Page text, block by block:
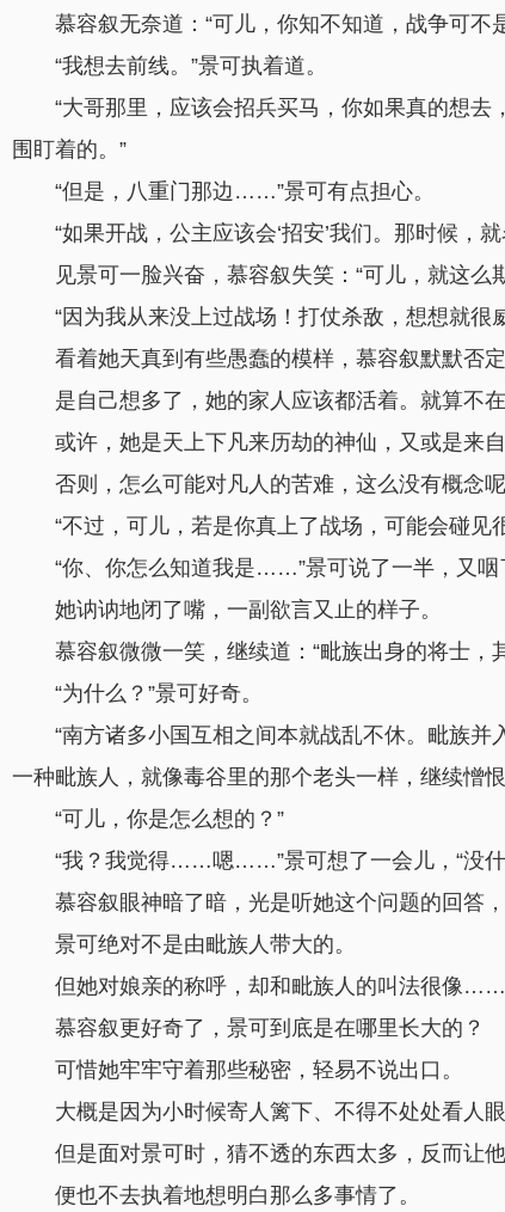
慕容叙无奈道：“可儿，你知不知道，战争可不
“我想去前线。”景可执着道。
“大哥那里，应该会招兵买马，你如果真的想
围盯着的。”
“但是，八重门那边……”景可有点担心。
“如果开战，公主应该会‘招安’我们。那时候，
见景可一脸兴奋，慕容叙失笑：“可儿，就这么
“因为我从来没上过战场！打仗杀敌，想想就很
看着她天真到有些愚蠢的模样，慕容叙默默否
是自己想多了，她的家人应该都活着。就算不
或许，她是天上下凡来历劫的神仙，又或是来
否则，怎么可能对凡人的苦难，这么没有概念呢
“不过，可儿，若是你真上了战场，可能会碰
“你、你怎么知道我是……”景可说了一半，又咽
她讷讷地闭了嘴，一副欲言又止的样子。
慕容叙微微一笑，继续道：“毗族出身的将士，
“为什么？”景可好奇。
“南方诸多小国互相之间本就战乱不休。毗族
一种毗族人，就像毒谷里的那个老头一样，继续憎
“可儿，你是怎么想的？”
“我？我觉得……嗯……”景可想了一会儿，“没什
慕容叙眼神暗了暗，光是听她这个问题的回答
景可绝对不是由毗族人带大的。
但她对娘亲的称呼，却和毗族人的叫法很像……
慕容叙更好奇了，景可到底是在哪里长大的？
可惜她牢牢守着那些秘密，轻易不说出口。
大概是因为小时候寄人篱下、不得不处处看人
但是面对景可时，猜不透的东西太多，反而让
便也不去执着地想明白那么多事情了。